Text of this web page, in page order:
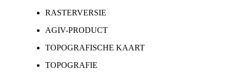
RASTERVERSIE
AGIV-PRODUCT
TOPOGRAFISCHE KAART
TOPOGRAFIE